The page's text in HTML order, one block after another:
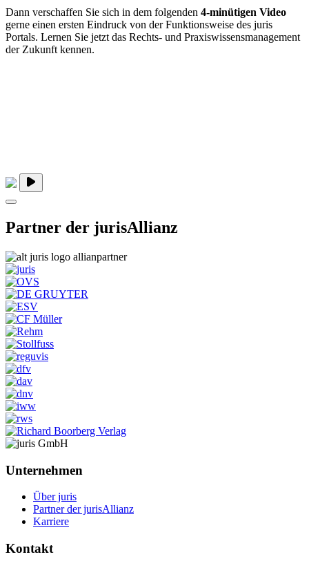
Dann verschaffen Sie sich in dem folgenden 4-minütigen Video
gerne einen ersten Eindruck von der Funktionsweise des juris
Portals. Lernen Sie jetzt das Rechts- und Praxiswissensmanagement
der Zukunft kennen.
Partner der jurisAllianz
Unternehmen
Über juris
Partner der jurisAllianz
Karriere
Kontakt